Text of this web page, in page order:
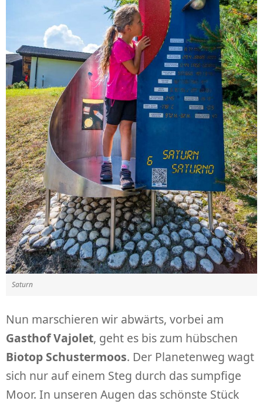
Saturn
Nun marschieren wir abwärts, vorbei am
Gasthof Vajolet, geht es bis zum hübschen
Biotop Schustermoos. Der Planetenweg wagt
sich nur auf einem Steg durch das sumpfige
Moor. In unseren Augen das schönste Stück